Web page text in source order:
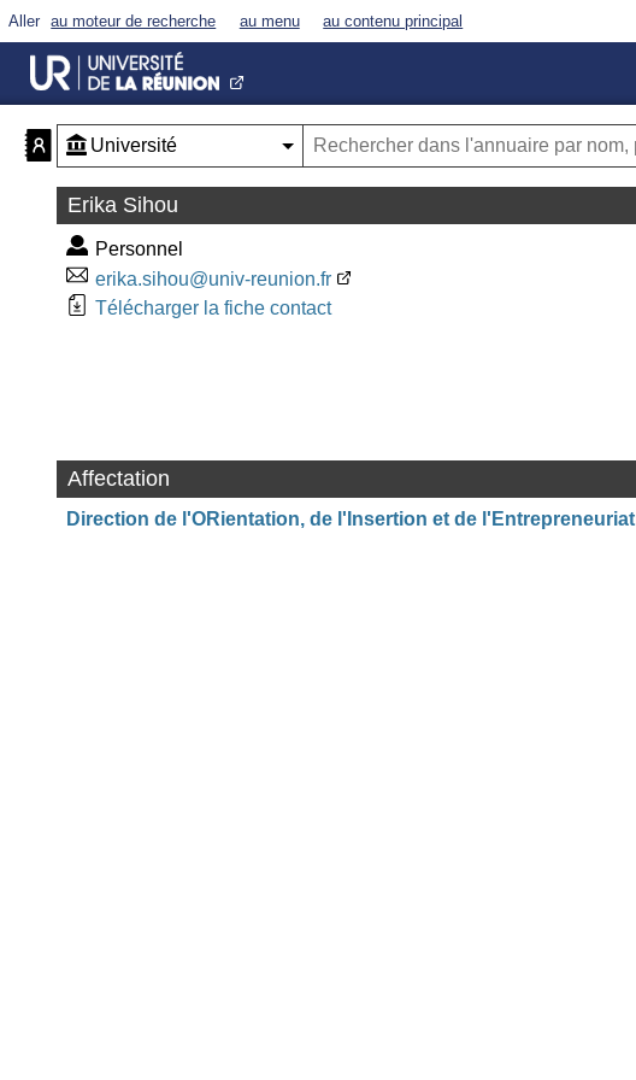
Aller au moteur de recherche au menu au contenu principal
Erika Sihou
Personnel
erika.sihou@univ-reunion.fr
Télécharger la fiche contact
Affectation
Direction de l'ORientation, de l'Insertion et de l'Entrepreneuriat